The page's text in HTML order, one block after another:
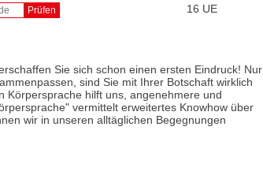
16 UE
Sie sich schon einen ersten Eindruck! Nur
sind Sie mit Ihrer Botschaft wirklich
Körpersprache hilft uns, angenehmere und
vermittelt erweitertes Knowhow über
wir in unseren alltäglichen Begegnungen